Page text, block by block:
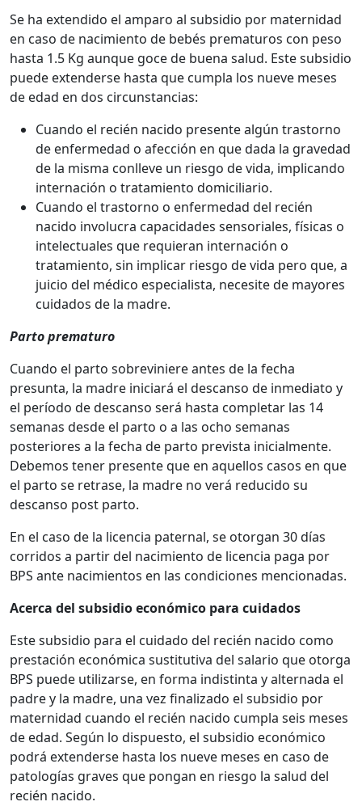
Se ha extendido el amparo al subsidio por maternidad
en caso de nacimiento de bebés prematuros con peso
hasta 1.5 Kg aunque goce de buena salud. Este subsidio
puede extenderse hasta que cumpla los nueve meses
de edad en dos circunstancias:
Cuando el recién nacido presente algún trastorno
de enfermedad o afección en que dada la gravedad
de la misma conlleve un riesgo de vida, implicando
internación o tratamiento domiciliario.
Cuando el trastorno o enfermedad del recién
nacido involucra capacidades sensoriales, físicas o
intelectuales que requieran internación o
tratamiento, sin implicar riesgo de vida pero que, a
juicio del médico especialista, necesite de mayores
cuidados de la madre.
Parto prematuro
Cuando el parto sobreviniere antes de la fecha
presunta, la madre iniciará el descanso de inmediato y
el período de descanso será hasta completar las 14
semanas desde el parto o a las ocho semanas
posteriores a la fecha de parto prevista inicialmente.
Debemos tener presente que en aquellos casos en que
el parto se retrase, la madre no verá reducido su
descanso post parto.
En el caso de la licencia paternal, se otorgan 30 días
corridos a partir del nacimiento de licencia paga por
BPS ante nacimientos en las condiciones mencionadas.
Acerca del subsidio económico para cuidados
Este subsidio para el cuidado del recién nacido como
prestación económica sustitutiva del salario que otorga
BPS puede utilizarse, en forma indistinta y alternada el
padre y la madre, una vez finalizado el subsidio por
maternidad cuando el recién nacido cumpla seis meses
de edad. Según lo dispuesto, el subsidio económico
podrá extenderse hasta los nueve meses en caso de
patologías graves que pongan en riesgo la salud del
recién nacido.